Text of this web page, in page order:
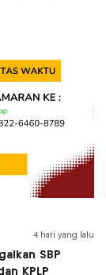
4 hari yang lalu
SBP
KPLP